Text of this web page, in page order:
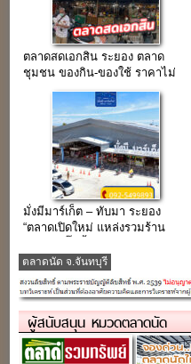
ตลาดสดเอกสิน ระยอง ตลาด
ชุมชน ของกิน-ของใช้ ราคาไม่
แพง ติด ถ.สุขุมวิท(รายวัน 80-
100 บาท)
มั่งมีมาร์เก็ต – ทับมา ระยอง
“ตลาดเปิดใหม่ แหล่งรวมร้าน
ตลาดนัด จ.จันทบุรี
ผู้สนับสนุน หมวดตลาดนัด